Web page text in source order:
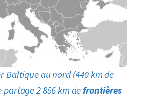
Baltique au nord (440 km de
2 856 km defrontières